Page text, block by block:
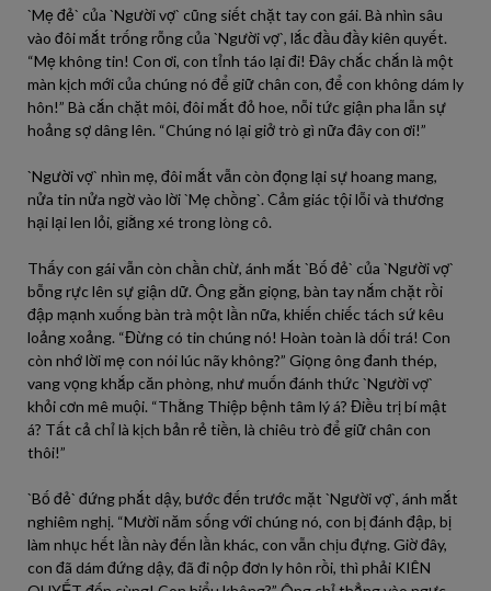
`Mẹ đẻ` của `Người vợ` cũng siết chặt tay con gái. Bà nhìn sâu
vào đôi mắt trống rỗng của `Người vợ`, lắc đầu đầy kiên quyết.
“Mẹ không tin! Con ơi, con tỉnh táo lại đi! Đây chắc chắn là một
màn kịch mới của chúng nó để giữ chân con, để con không dám ly
hôn!” Bà cắn chặt môi, đôi mắt đỏ hoe, nỗi tức giận pha lẫn sự
hoảng sợ dâng lên. “Chúng nó lại giở trò gì nữa đây con ơi!”
`Người vợ` nhìn mẹ, đôi mắt vẫn còn đọng lại sự hoang mang,
nửa tin nửa ngờ vào lời `Mẹ chồng`. Cảm giác tội lỗi và thương
hại lại len lỏi, giằng xé trong lòng cô.
Thấy con gái vẫn còn chần chừ, ánh mắt `Bố đẻ` của `Người vợ`
bỗng rực lên sự giận dữ. Ông gằn giọng, bàn tay nắm chặt rồi
đập mạnh xuống bàn trà một lần nữa, khiến chiếc tách sứ kêu
loảng xoảng. “Đừng có tin chúng nó! Hoàn toàn là dối trá! Con
còn nhớ lời mẹ con nói lúc nãy không?” Giọng ông đanh thép,
vang vọng khắp căn phòng, như muốn đánh thức `Người vợ`
khỏi cơn mê muội. “Thằng Thiệp bệnh tâm lý á? Điều trị bí mật
á? Tất cả chỉ là kịch bản rẻ tiền, là chiêu trò để giữ chân con
thôi!”
`Bố đẻ` đứng phắt dậy, bước đến trước mặt `Người vợ`, ánh mắt
nghiêm nghị. “Mười năm sống với chúng nó, con bị đánh đập, bị
làm nhục hết lần này đến lần khác, con vẫn chịu đựng. Giờ đây,
con đã dám đứng dậy, đã đi nộp đơn ly hôn rồi, thì phải KIÊN